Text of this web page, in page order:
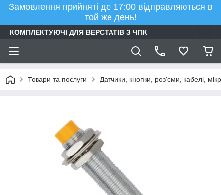
Замовлення прийняті до 17:00 відправляються в
той же день!
КОМПЛЕКТУЮЧІ ДЛЯ ВЕРСТАТІВ З ЧПК
Товари та послуги Датчики, кнопки, роз'єми, кабелі,